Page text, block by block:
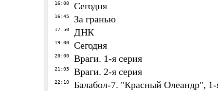
16:00 Сегодня
16:45 За гранью
17:50 ДНК
19:00 Сегодня
20:00 Враги. 1-я серия
21:05 Враги. 2-я серия
22:10 Балабол-7. "Красный Олеандр", 1-